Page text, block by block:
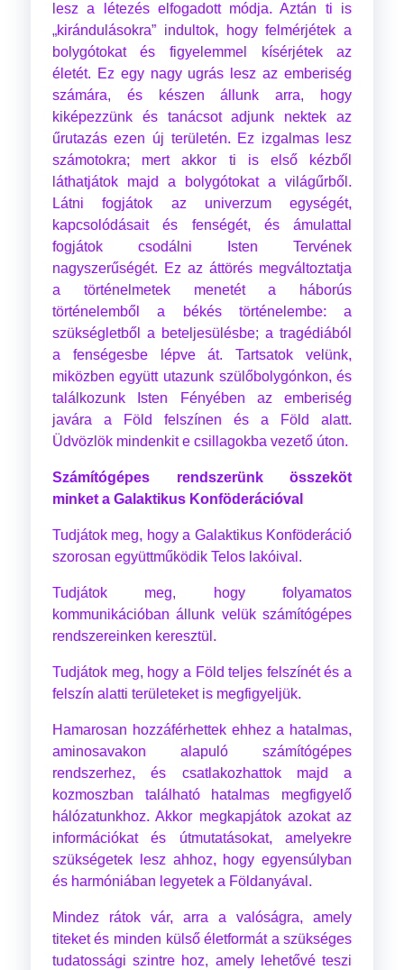
lesz a létezés elfogadott módja. Aztán ti is
„kirándulásokra” indultok, hogy felmérjétek a
bolygótokat és figyelemmel kísérjétek az
életét. Ez egy nagy ugrás lesz az emberiség
számára, és készen állunk arra, hogy
kiképezzünk és tanácsot adjunk nektek az
űrutazás ezen új területén. Ez izgalmas lesz
számotokra; mert akkor ti is első kézből
láthatjátok majd a bolygótokat a világűrből.
Látni fogjátok az univerzum egységét,
kapcsolódásait és fenségét, és ámulattal
fogjátok csodálni Isten Tervének
nagyszerűségét. Ez az áttörés megváltoztatja
a történelmetek menetét a háborús
történelemből a békés történelembe: a
szükségletből a beteljesülésbe; a tragédiából
a fenségesbe lépve át. Tartsatok velünk,
miközben együtt utazunk szülőbolygónkon, és
találkozunk Isten Fényében az emberiség
javára a Föld felszínen és a Föld alatt.
Üdvözlök mindenkit e csillagokba vezető úton.
Számítógépes rendszerünk összeköt
minket a Galaktikus Konföderációval
Tudjátok meg, hogy a Galaktikus Konföderáció
szorosan együttműködik Telos lakóival.
Tudjátok meg, hogy folyamatos
kommunikációban állunk velük számítógépes
rendszereinken keresztül.
Tudjátok meg, hogy a Föld teljes felszínét és a
felszín alatti területeket is megfigyeljük.
Hamarosan hozzáférhettek ehhez a hatalmas,
aminosavakon alapuló számítógépes
rendszerhez, és csatlakozhattok majd a
kozmoszban található hatalmas megfigyelő
hálózatunkhoz. Akkor megkapjátok azokat az
információkat és útmutatásokat, amelyekre
szükségetek lesz ahhoz, hogy egyensúlyban
és harmóniában legyetek a Földanyával.
Mindez rátok vár, arra a valóságra, amely
titeket és minden külső életformát a szükséges
tudatossági szintre hoz, amely lehetővé teszi